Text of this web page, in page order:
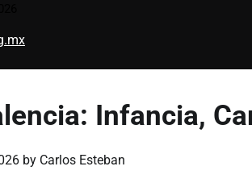
Infancia,
by Carlos Esteban